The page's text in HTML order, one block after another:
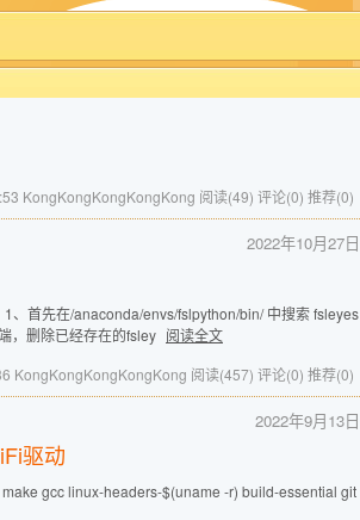
KongKongKongKongKong 阅读(49) 评论(0) 推荐(0)
2022年10月27日
、首先在/anaconda/envs/fslpython/bin/ 中搜索 fsleyes
，删除已经存在的fsley 阅读全文
KongKongKongKongKong 阅读(457) 评论(0) 推荐(0)
2022年9月13日
驱动
gcc linux-headers-$(uname -r) build-essential git